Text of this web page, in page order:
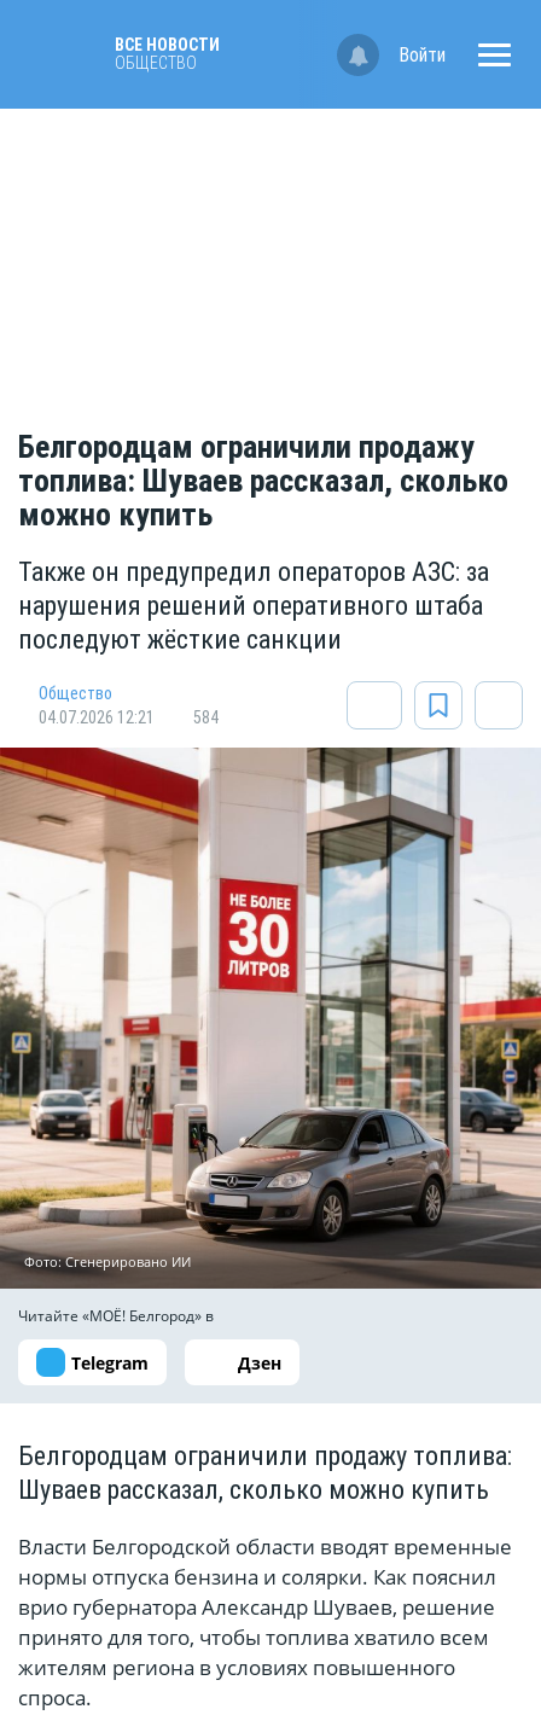
ВСЕ НОВОСТИ
ОБЩЕСТВО
Войти
Белгородцам ограничили продажу
топлива: Шуваев рассказал, сколько
можно купить
Также он предупредил операторов АЗС: за
нарушения решений оперативного штаба
последуют жёсткие санкции
Общество
04.07.2026 12:21
584
Фото: Сгенерировано ИИ
Читайте «МОЁ! Белгород» в
Telegram Дзен
Белгородцам ограничили продажу топлива:
Шуваев рассказал, сколько можно купить
Власти Белгородской области вводят временные
нормы отпуска бензина и солярки. Как пояснил
врио губернатора Александр Шуваев, решение
принято для того, чтобы топлива хватило всем
жителям региона в условиях повышенного
спроса.